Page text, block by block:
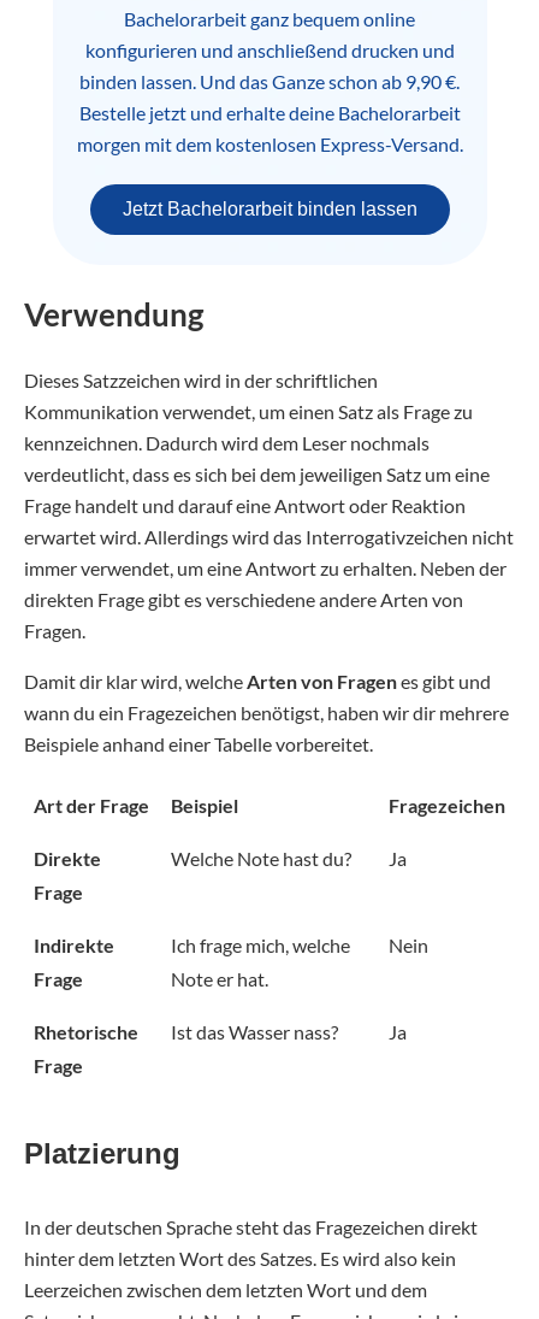
Bachelorarbeit ganz bequem online
konfigurieren und anschließend drucken und
binden lassen. Und das Ganze schon ab 9,90 €.
Bestelle jetzt und erhalte deine Bachelorarbeit
morgen mit dem kostenlosen Express-Versand.
Jetzt Bachelorarbeit binden lassen
Verwendung
Dieses Satzzeichen wird in der schriftlichen
Kommunikation verwendet, um einen Satz als Frage zu
kennzeichnen. Dadurch wird dem Leser nochmals
verdeutlicht, dass es sich bei dem jeweiligen Satz um eine
Frage handelt und darauf eine Antwort oder Reaktion
erwartet wird. Allerdings wird das Interrogativzeichen nicht
immer verwendet, um eine Antwort zu erhalten. Neben der
direkten Frage gibt es verschiedene andere Arten von
Fragen.
Damit dir klar wird, welcheArten von Fragenes gibt und
wann du ein Fragezeichen benötigst, haben wir dir mehrere
Beispiele anhand einer Tabelle vorbereitet.
Art der Frage Beispiel Fragezeichen
Direkte
Frage
Welche Note hast du? Ja
Indirekte
Frage
Ich frage mich, welche
Note er hat.
Nein
Rhetorische
Frage
Ist das Wasser nass? Ja
Platzierung
In der deutschen Sprache steht das Fragezeichen direkt
hinter dem letzten Wort des Satzes. Es wird also kein
Leerzeichen zwischen dem letzten Wort und dem